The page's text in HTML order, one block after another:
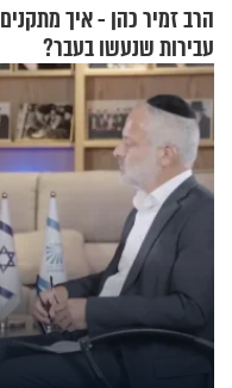
הרב זמיר כהן - איך מתקנים
עבירות שנעשו בעבר?